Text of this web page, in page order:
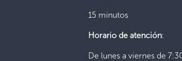
15 minutos
Horario de atención:
De lunes a viernes de